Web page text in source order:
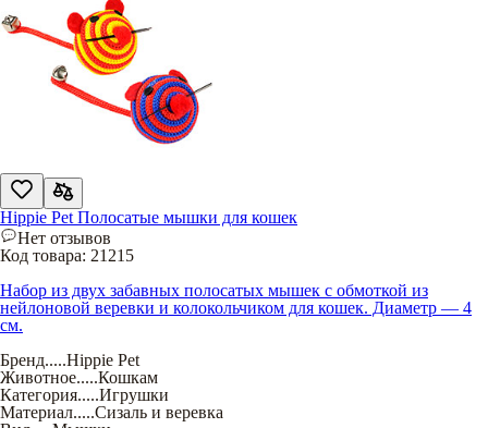
Hippie Pet Полосатые мышки для кошек
Нет отзывов
Код товара: 21215
Набор из двух забавных полосатых мышек с обмоткой из
нейлоновой веревки и колокольчиком для кошек. Диаметр — 4
см.
Бренд.....Hippie Pet
Животное.....Кошкам
Категория.....Игрушки
Материал.....Сизаль и веревка